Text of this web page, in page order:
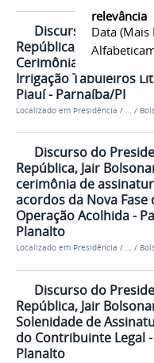
relevância
Data (mais
Discurso do
República, Jair
Cerimônia alusiva ao
Irrigação Tabuleiros
Piauí - Parnaíba/PI
Localizado em Presidência / /
Discurso do
República, Jair
cerimônia de
acordos da Nova Fase
Operação Acolhida -
Planalto
Localizado em Presidência / … /
Discurso do
República, Jair
Solenidade de
do Contribuinte Legal
Planalto